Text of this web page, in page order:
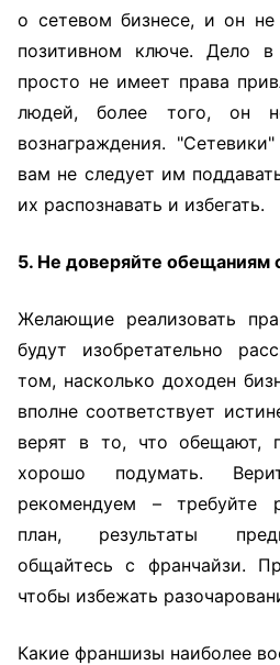
о сетевом бизнесе, и он не
позитивном ключе. Дело
просто не имеет права
людей, более того, он
вознаграждения.
вам не следует им
их распознавать и избегать.
5. Не доверяйте обещаниям
Желающие реализовать
будут изобретательно
том, насколько доходен
вполне соответствует
верят в то, что обещают,
хорошо подумать.
рекомендуем – требуйте
план, результаты
общайтесь с франчайзи.
чтобы избежать
Какие франшизы наиболее